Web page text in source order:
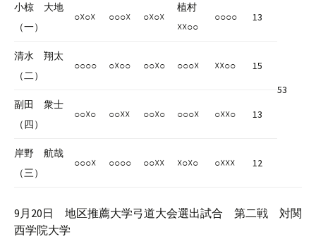
小椋 大地
（一）
○☓○☓ ○○○☓ ○☓○☓
植村
☓☓○○
○○○○ 13
53
清水 翔太
（二）
○○○○ ○☓○○ ○○☓○ ○○○☓ ☓☓○○ 15
副田 衆士
（四）
○○☓○ ○○☓☓ ○○☓○ ○○○☓ ○☓☓○ 13
岸野 航哉
（三）
○○○☓ ○○○○ ○○☓☓ ☓○☓○ ○☓☓☓ 12
9月20日 地区推薦大学弓道大会選出試合 第二戦 対関
西学院大学